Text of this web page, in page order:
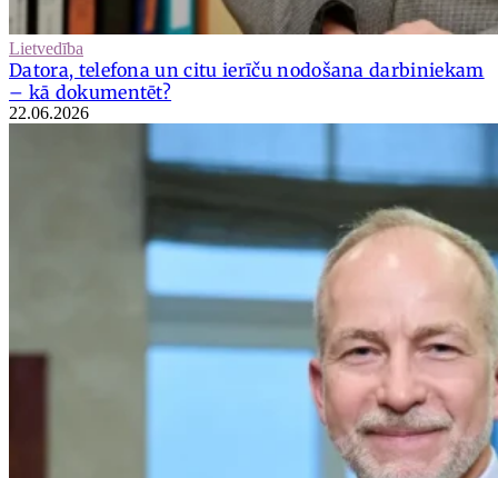
Lietvedība
Datora, telefona un citu ierīču nodošana darbiniekam
– kā dokumentēt?
22.06.2026